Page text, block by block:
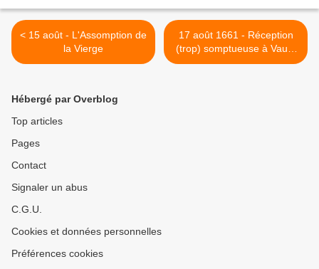
< 15 août - L'Assomption de
la Vierge
17 août 1661 - Réception
(trop) somptueuse à Vaux-
le-Vicomte >
Hébergé par Overblog
Top articles
Pages
Contact
Signaler un abus
C.G.U.
Cookies et données personnelles
Préférences cookies